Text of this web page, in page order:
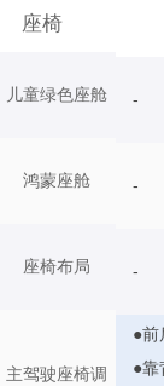
座椅
儿童绿色座舱
鸿蒙座舱
座椅布局
主驾驶座椅调
-
-
-
●前
●靠